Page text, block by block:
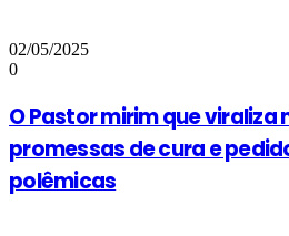
02/05/2025
0
O Pastor mirim que viraliza
promessas de cura e
polêmicas